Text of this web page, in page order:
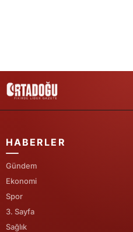
HABERLER
Gündem
Ekonomi
Spor
3. Sayfa
Sağlık